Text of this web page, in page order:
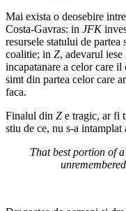
Mai exista o deosebire
Costa-Gavras: in JFK
resursele statului de partea
coalitie; in Z, adevarul
incapatanare a celor care
simt din partea celor care
faca.
Finalul din Z e tragic, ar fi
stiu de ce, nu s-a intamplat
That best portion of a